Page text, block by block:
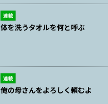
連載
体を洗うタオルを何と呼ぶ
連載
俺の母さんをよろしく頼むよ